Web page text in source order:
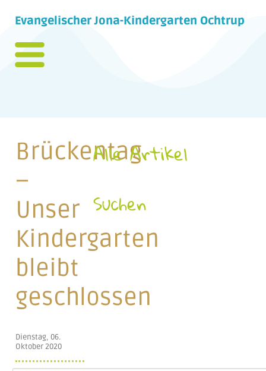
Evangelischer Jona-Kindergarten Ochtrup
Brückentag
–
Unser
Kindergarten
bleibt
geschlossen
Dienstag, 06.
Oktober 2020
Alle Artikel
Suchen